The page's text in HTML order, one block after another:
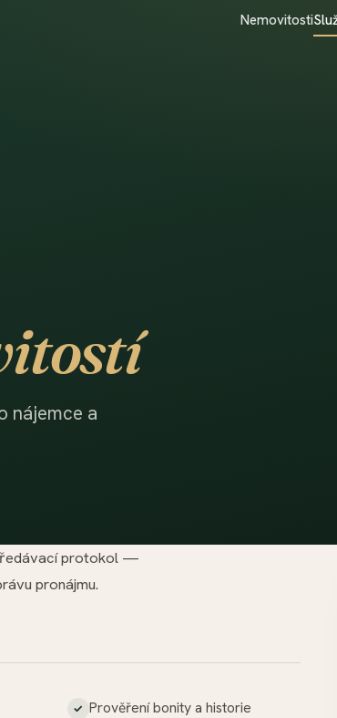
Nemovitosti
nájemce a
protokol —
pronájmu.
Prověření bonity a historie